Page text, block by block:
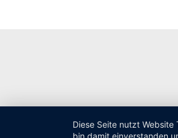
Diese Seite nutzt
bin damit einverstanden